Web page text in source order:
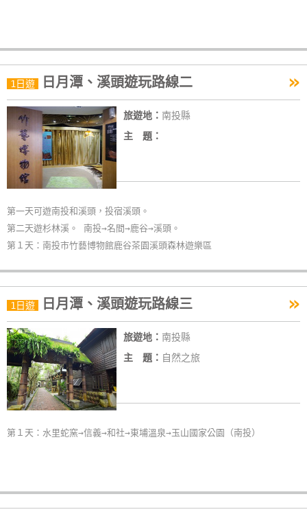
帶
你
玩
玩
樂
圖
顧
務
顧
客
滿
意
度
管
理
1日遊 日月潭、溪頭遊玩路線二 »
旅遊地： 南投縣
主 題：
第一天可遊南投和溪頭，投宿溪頭。
第二天遊杉林溪。 南投→名間→鹿谷→溪頭。
第１天：南投市竹藝博物館鹿谷茶園溪頭森林遊樂區
1日遊 日月潭、溪頭遊玩路線三 »
旅遊地： 南投縣
主 題： 自然之旅
第１天：水里蛇窯→信義→和社→東埔溫泉→玉山國家公園（南投）